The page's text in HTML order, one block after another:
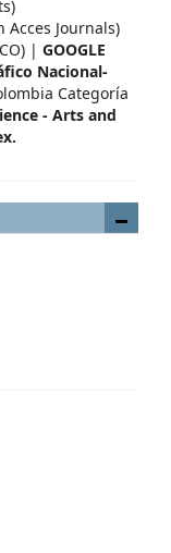
Acces Journals)
| GOOGLE
Nacional-
Categoría
- Arts and